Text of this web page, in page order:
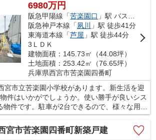
外構費用308万円・建築確認費用110万円・水
地盤建物保証料55万円
6980万円
阪急甲陽線「苦楽園口 」駅 バス6分 「苦楽園」 停歩6分
阪急神戸本線「夙川
」駅 徒歩41分
東海道本線「芦屋 」駅 徒歩44分
3ＬＤＫ
建物面積：145.73㎡（44.08坪）
土地面積：253.42㎡（76.65坪）
兵庫県西宮市苦楽園四番町
宮市立苦楽園小学校があります。新生活を迎
件はいかがでしょうか。使い勝手が良いシス
物件です。駐車が2台できるので、様々な用途
ームを購入するのであれば、西宮市の阪急甲
いかがでしょうか。この地域でなら、きっと
ることができます。
宮市苦楽園四番町新築戸建